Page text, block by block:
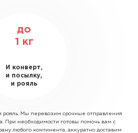
до
1
кг
И конверт,
и посылку,
и рояль
рояль. Мы перевозим срочные отправления
При необходимости готовы помочь вам с
любого континента, аккуратно доставим